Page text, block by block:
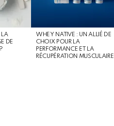
LA
DE
WHEY NATIVE : UN ALLIÉ DE
CHOIX POUR LA
PERFORMANCE ET LA
RÉCUPÉRATION MUSCULAIRE